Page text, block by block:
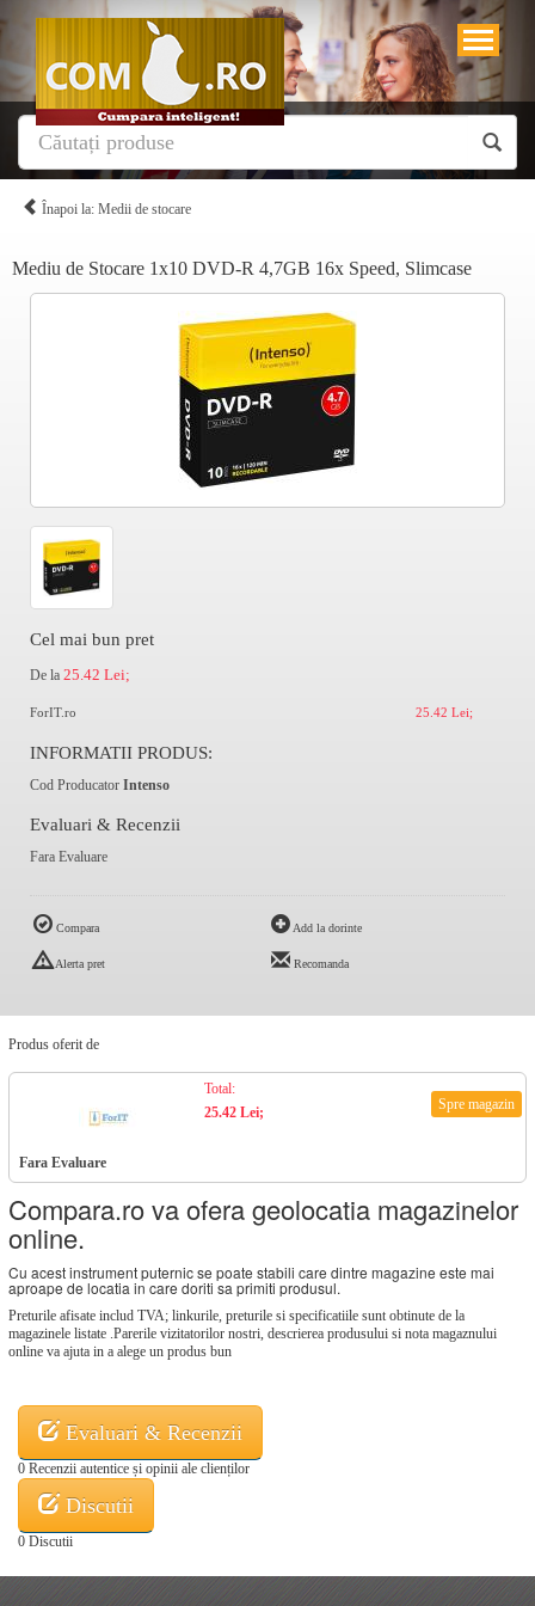
Înapoi la: Medii de stocare
Mediu de Stocare 1x10 DVD-R 4,7GB 16x Speed, Slimcase
Cel mai bun pret
De la 25.42 Lei;
ForIT.ro 25.42 Lei;
INFORMATII PRODUS:
Cod Producator Intenso
Evaluari & Recenzii
Fara Evaluare
Compara Add la dorinte
Alerta pret Recomanda
Produs oferit de
Fara Evaluare
Spre magazin
Total:
25.42 Lei;
Compara.ro va ofera geolocatia magazinelor
online.
Cu acest instrument puternic se poate stabili care dintre magazine este mai
aproape de locatia in care doriti sa primiti produsul.
Preturile afisate includ TVA; linkurile, preturile si specificatiile sunt obtinute de la
magazinele listate .Parerile vizitatorilor nostri, descrierea produsului si nota magaznului
online va ajuta in a alege un produs bun
Evaluari & Recenzii
0 Recenzii autentice și opinii ale clienților
Discutii
0 Discutii